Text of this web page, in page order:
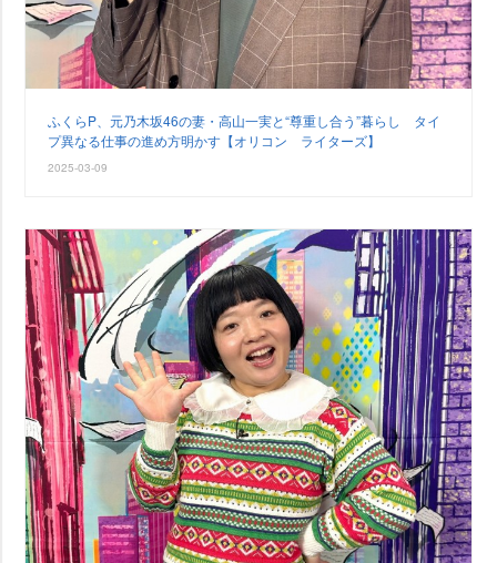
ふくらP、元乃木坂46の妻・高山一実と“尊重し合う”暮らし タイ
プ異なる仕事の進め方明かす【オリコン ライターズ】
2025-03-09